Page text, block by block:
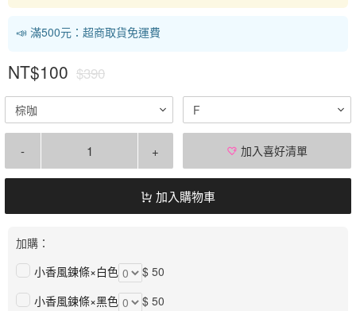
📣 滿500元：超商取貨免運費
NT$100 $390
棕咖 F
- + 加入喜好清單
加入購物車
加購：
小香風鍊條×白色
$ 50
小香風鍊條×黑色
$ 50